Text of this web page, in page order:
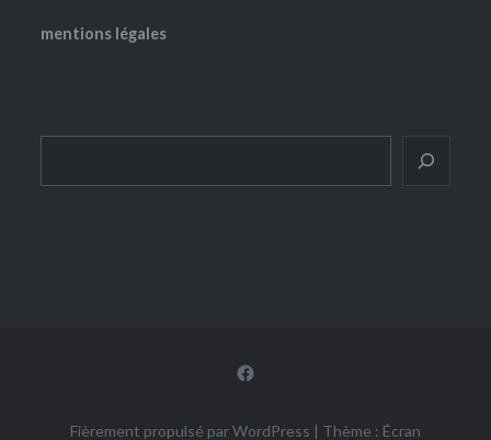
mentions légales
Facebook
Fièrement propulsé par WordPress | Thème : Écran